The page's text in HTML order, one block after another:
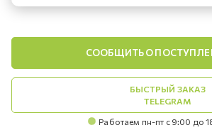
СООБЩИТЬ О
БЫСТРЫЙ ЗАКАЗ
TELEGRAM
Работаем пн-пт с 9:00 до